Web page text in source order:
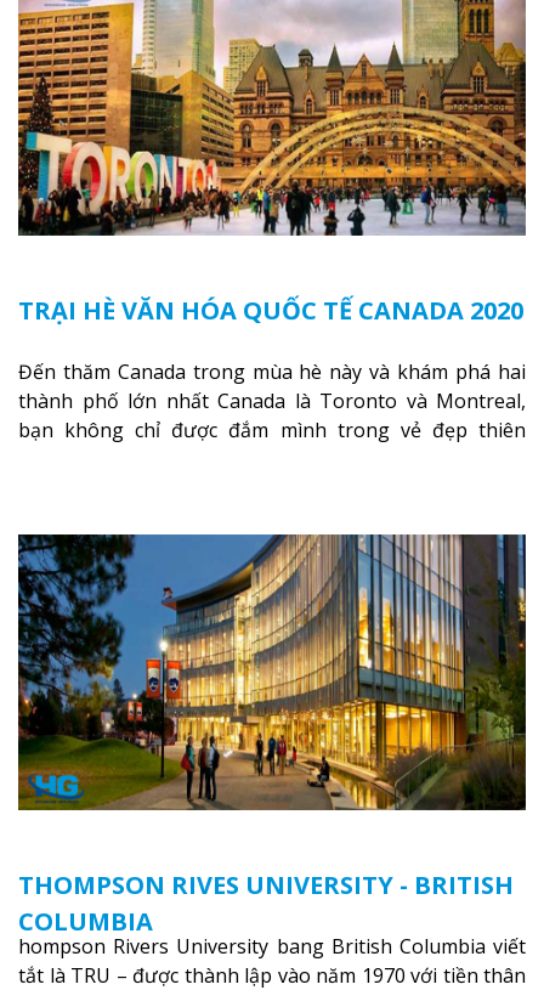
TRẠI HÈ VĂN HÓA QUỐC TẾ CANADA 2020
Đến thăm Canada trong mùa hè này và khám phá hai
thành phố lớn nhất Canada là Toronto và Montreal,
bạn không chỉ được đắm mình trong vẻ đẹp thiên
thêm
THOMPSON RIVES UNIVERSITY - BRITISH
COLUMBIA
hompson Rivers University bang British Columbia viết
tắt là TRU – được thành lập vào năm 1970 với tiền thân